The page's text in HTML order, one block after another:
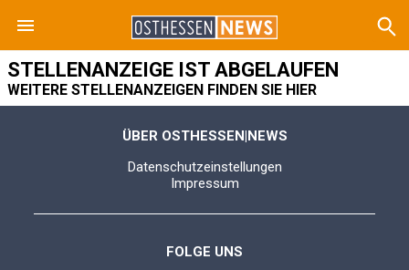
STELLENANZEIGE IST ABGELAUFEN
WEITERE STELLENANZEIGEN FINDEN SIE HIER
ÜBER OSTHESSEN|NEWS
Datenschutzeinstellungen
Impressum
FOLGE UNS